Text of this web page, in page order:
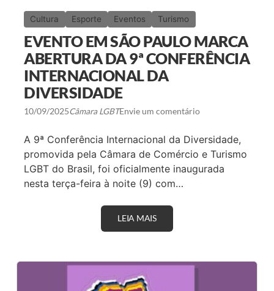
O
D
T
U
R
I
S
L
T
+
D
O
B
R
I
N
Cultura Esporte Eventos Turismo
EVENTO EM SÃO PAULO MARCA
ABERTURA DA 9ª CONFERÊNCIA
INTERNACIONAL DA
DIVERSIDADE
10/09/2025Câmara LGBTEnvie um comentário
A 9ª Conferência Internacional da Diversidade,
promovida pela Câmara de Comércio e Turismo
LGBT do Brasil, foi oficialmente inaugurada
nesta terça-feira à noite (9) com…
LEIA MAISE
O